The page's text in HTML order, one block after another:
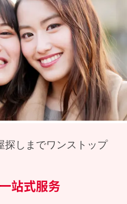
探しまでワンストップ
站式服务